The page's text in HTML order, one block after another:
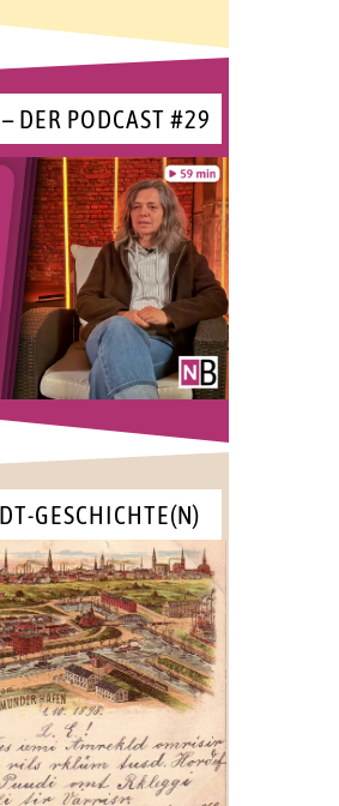
DER PODCAST #29
GESCHICHTE(N)